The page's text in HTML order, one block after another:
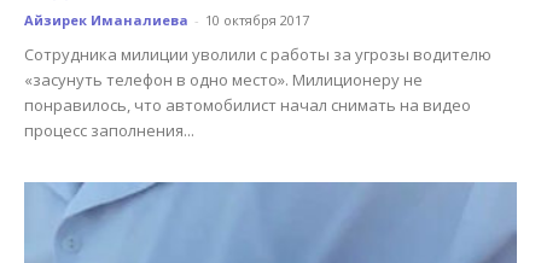
Айзирек Иманалиева - 10 октября 2017
Сотрудника милиции уволили с работы за угрозы водителю
«засунуть телефон в одно место». Милиционеру не
понравилось, что автомобилист начал снимать на видео
процесс заполнения...